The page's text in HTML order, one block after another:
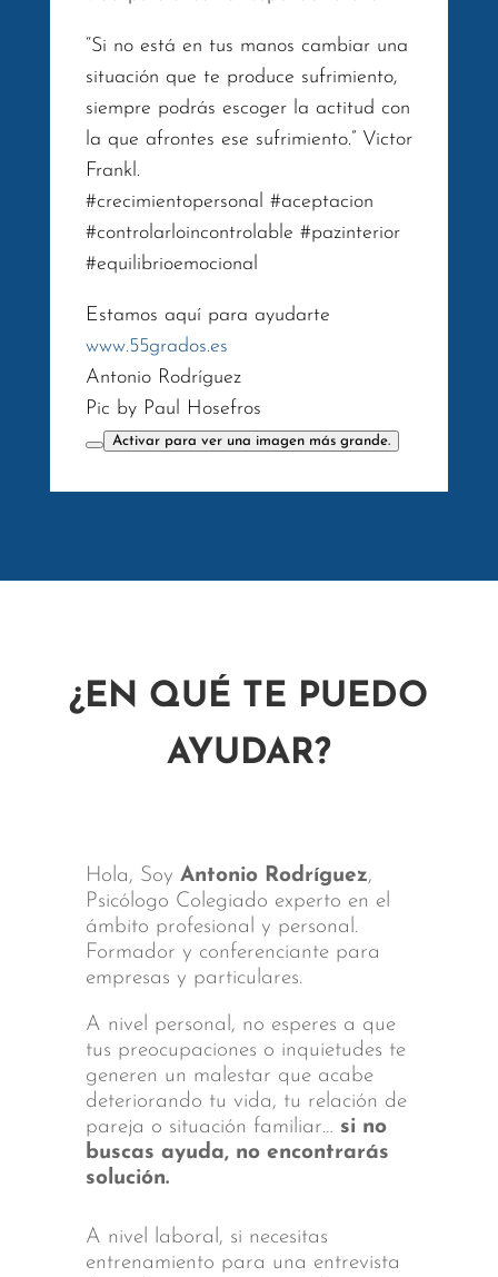
“Si no está en tus manos cambiar una
situación que te produce sufrimiento,
siempre podrás escoger la actitud con
la que afrontes ese sufrimiento.” Victor
Frankl.
#crecimientopersonal #aceptacion
#controlarloincontrolable #pazinterior
#equilibrioemocional
Estamos aquí para ayudarte
www.55grados.es
Antonio Rodríguez
Pic by Paul Hosefros
Activar para ver una imagen más grande.
¿EN QUÉ TE PUEDO
AYUDAR?
Hola, Soy Antonio Rodríguez,
Psicólogo Colegiado experto en el
ámbito profesional y personal.
Formador y conferenciante para
empresas y particulares.
A nivel personal, no esperes a que
tus preocupaciones o inquietudes te
generen un malestar que acabe
deteriorando tu vida, tu relación de
pareja o situación familiar… si no
buscas ayuda, no encontrarás
solución.
A nivel laboral, si necesitas
entrenamiento para una entrevista